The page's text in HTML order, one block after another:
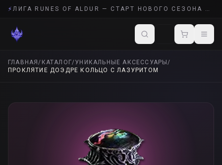
⚡ ЛИГА RUNES OF ALDUR — СТАРТ НОВОГО СЕЗОНА POE 2
ГЛАВНАЯ/ КАТАЛОГ/УНИКАЛЬНЫЕ АКСЕССУАРЫ/
ПРОКЛЯТИЕ ДОЭДРЕ КОЛЬЦО С ЛАЗУРИТОМ